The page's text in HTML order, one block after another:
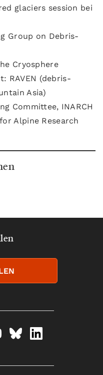
glaciers session bei
Group on Debris-
Cryosphere
RAVEN (debris-
Asia)
Committee, INARCH
Alpine Research